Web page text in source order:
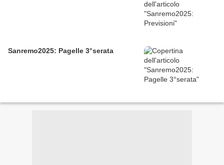
Sanremo2025: Pagelle 3°serata